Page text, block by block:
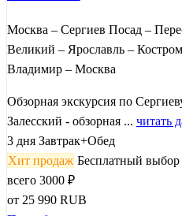
Москва – Сергиев Посад –
Великий – Ярославль –
Владимир – Москва
Обзорная экскурсия по
Залесский - обзорная ... читать
3 дня Завтрак+Обед
Хит продаж Бесплатный выбор
всего 3000 ₽
от 25 990 RUB